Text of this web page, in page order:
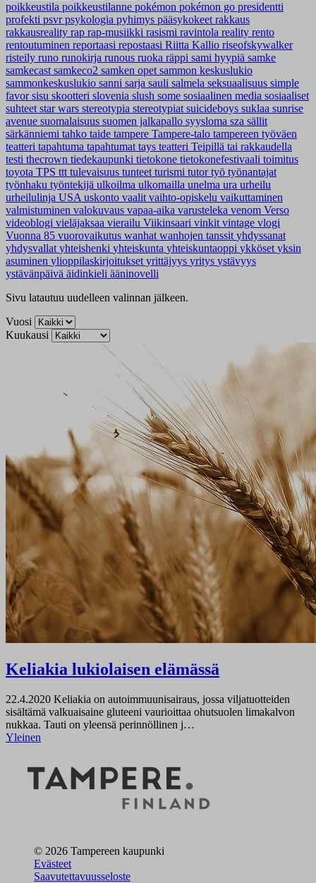
poikkeustila poikkeustilanne pokémon pokémon go presidentti
profekti psvrpsykologia pyhimys pääsykokeet rakkaus
rakkausreality rap rap-musiikki rasismi ravintola reality rento
rentoutuminen reportaasi repostaasi Riitta Kallio riseofskywalker
risteily runo runokirja runous ruoka räppi sami hyypiä samke
samkecast samkeco2 samken opet sammon keskuslukio
sammonkeskuslukio sanni sarja sauli salmela seksuaalisuus simple
favorsisu skootteri slovenia slush some sosiaalinen media sosiaaliset
suhteet star wars stereotypia stereotypiat suicideboys suklaa sunrise
avenue suomalaisuus suomen jalkapallo syysloma sza sällit
särkänniemi tahko taide tampere Tampere-talo tampereen työväen
teatteri tapahtuma tapahtumat tays teatteri Teipillä tai rakkaudella
testi thecrown tiedekaupunki tietokone tietokonefestivaali toimitus
toyota TPS ttt tulevaisuus tunteet turismi tutortyö työnantajat
työnhaku työntekijä ulkoilma ulkomailla unelma ura urheilu
urheilulinja USA uskonto vaalit vaihto-opiskelu vaikuttaminen
valmistuminen valokuvaus vapaa-aika varusteleka venom Verso
videoblogi vieläjaksaa vierailu Viikinsaari vinkit vintage vlogi
Vuonna 85 vuorovaikutus wanhat wanhojen tanssit yhdyssanat
yhdysvallat yhteishenki yhteiskunta yhteiskuntaoppi ykköset yksin
asuminen ylioppilaskirjoitukset yrittäjyys yritys ystävyys
ystävänpäivä äidinkieli ääninovelli
Sivu latautuu uudelleen valinnan jälkeen.
Vuosi
Kuukausi
Keliakia lukiolaisen elämässä
22.4.2020 Keliakia on autoimmuunisairaus, jossa viljatuotteiden
sisältämä valkuaisaine gluteeni vaurioittaa ohutsuolen limakalvon
nukkaa. Tauti on yleensä perinnöllinen j…
Yleinen
© 2026 Tampereen kaupunki
Evästeet
Saavutettavuusseloste